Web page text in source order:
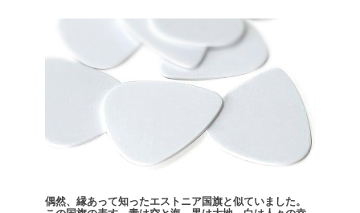
偶然、縁あって知ったエストニア国旗と似ていました。